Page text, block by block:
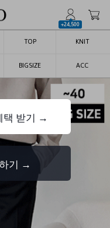
+24,500
TOP KNIT
BIGSIZE ACC
택 받기 →
기 →